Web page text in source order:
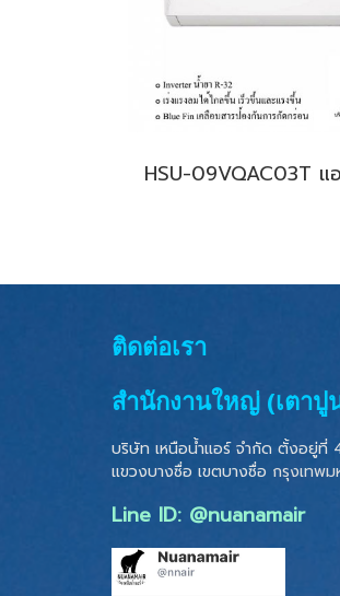
ติดต่อเรา
สำนักงานใหญ่ (เตาปู
บริษัท เหนือน้ำแอร์ จำกัด ตั้งอยู่ที่
แขวงบางซื่อ เขตบางซื่อ กรุงเทพ
Line ID: @nuanamair